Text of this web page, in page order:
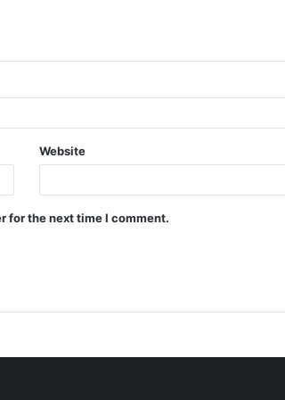
Website
for the next time I comment.